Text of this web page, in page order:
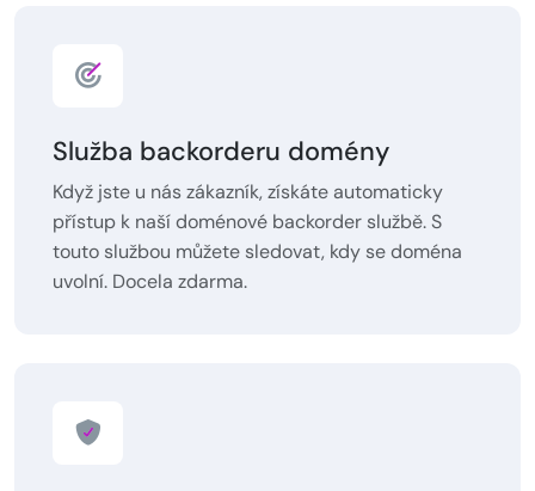
Služba backorderu domény
Když jste u nás zákazník, získáte automaticky
přístup k naší doménové backorder službě. S
touto službou můžete sledovat, kdy se doména
uvolní. Docela zdarma.